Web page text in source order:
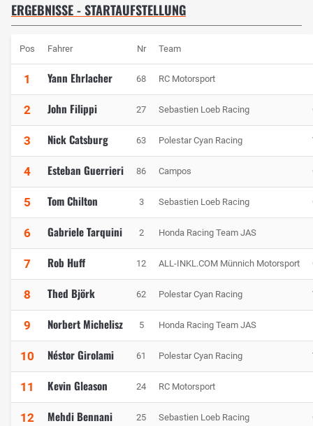
ERGEBNISSE - STARTAUFSTELLUNG
Pos Fahrer Nr Team
1 Yann Ehrlacher 68 RC Motorsport
2 John Filippi 27 Sebastien Loeb Racing
3 Nick Catsburg 63 Polestar Cyan Racing
4 Esteban Guerrieri 86 Campos
5 Tom Chilton 3 Sebastien Loeb Racing
6 Gabriele Tarquini 2 Honda Racing Team JAS
7 Rob Huff 12 ALL-INKL.COM Münnich Motorsport
8 Thed Björk 62 Polestar Cyan Racing
9 Norbert Michelisz 5 Honda Racing Team JAS
10 Néstor Girolami 61 Polestar Cyan Racing
11 Kevin Gleason 24 RC Motorsport
12 Mehdi Bennani 25 Sebastien Loeb Racing